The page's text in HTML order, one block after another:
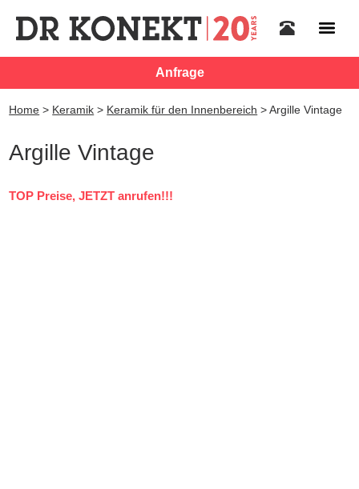
Anfrage
Home > Keramik > Keramik für den Innenbereich >Argille Vintage
Argille Vintage
TOP Preise, JETZT anrufen!!!